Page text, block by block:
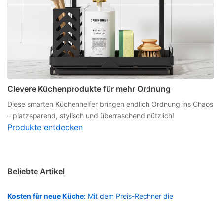
Clevere Küchenprodukte für mehr Ordnung
Diese smarten Küchenhelfer bringen endlich Ordnung ins Chaos
– platzsparend, stylisch und überraschend nützlich!
Produkte entdecken
Beliebte Artikel
Kosten für neue Küche: Mit dem Preis-Rechner die